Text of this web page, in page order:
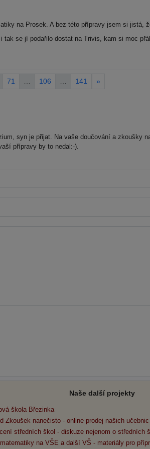
na Prosek. A bez této přípravy jsem si
se jí podařilo dostat na Trivis, kam si moc
71 106 141 »
syn je přijat. Na vaše doučování a zkoušky
přípravy by to nedal:-).
Naše další projekty
škola Březinka
Zkoušek nanečisto - online prodej našich učebnic
středních škol - diskuze nejenom o středních
na VŠE a další VŠ - materiály pro